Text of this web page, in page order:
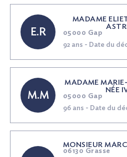
E.R
MADAME
05000 Gap
92 ans - Date du
M.M
MADAME
NÉE
05000 Gap
96 ans - Date du
MONSIEUR
06130 Grasse